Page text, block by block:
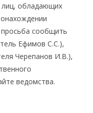
лиц, обладающих
сообщить
Ефимов С.С.),
Черепанов И.В.),
ведомства.